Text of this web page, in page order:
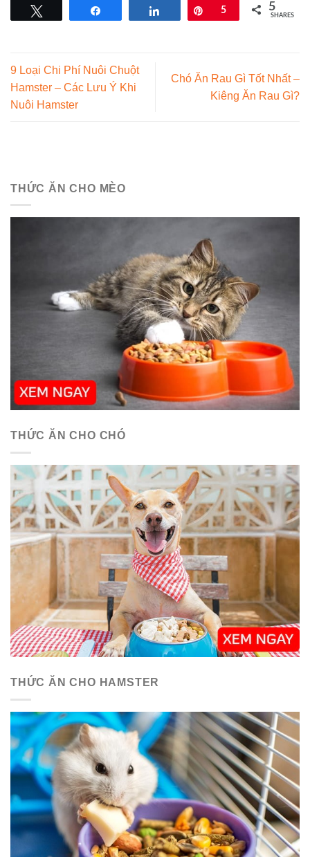
Pin
5 5
SHARES
9 Loại Chi Phí Nuôi Chuột
Hamster – Các Lưu Ý Khi
Nuôi Hamster
Chó Ăn Rau Gì Tốt Nhất –
Kiêng Ăn Rau Gì?
THỨC ĂN CHO MÈO
THỨC ĂN CHO CHÓ
THỨC ĂN CHO HAMSTER